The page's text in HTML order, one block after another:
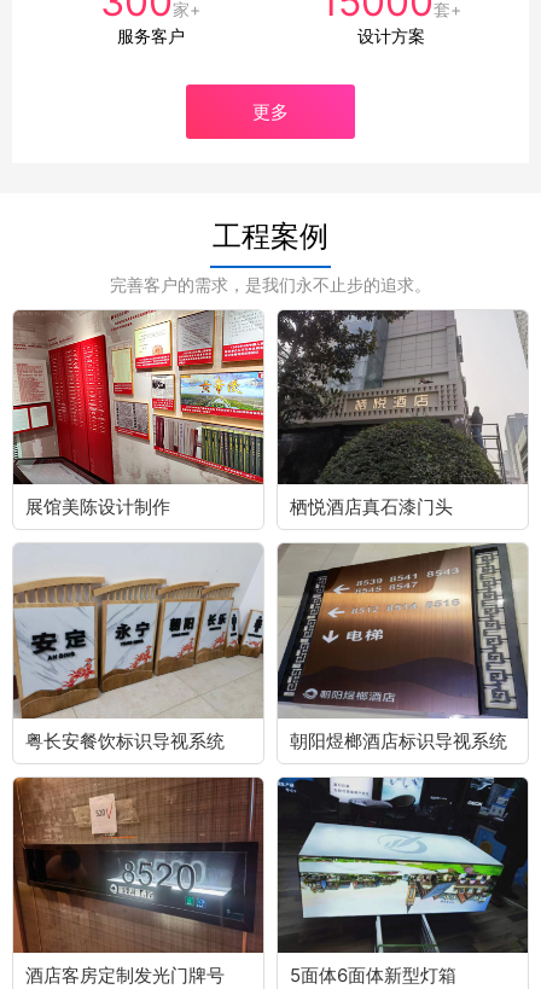
家+
服务客户
套+
设计方案
更多
工程案例
完善客户的需求，是我们永不止步的追求。
展馆美陈设计制作 栖悦酒店真石漆门头
粤长安餐饮标识导视系统 朝阳煜榔酒店标识导视系统
酒店客房定制发光门牌号 5面体6面体新型灯箱